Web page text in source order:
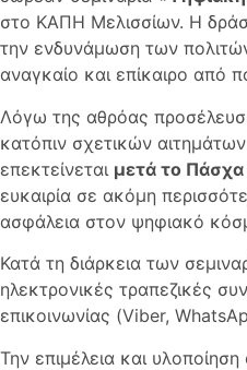
στο ΚΑΠΗ Μελισσίων. Η
την ενδυνάμωση των
αναγκαίο και επίκαιρο από
Λόγω της αθρόας
κατόπιν σχετικών
επεκτείνεται μετά το
ευκαιρία σε ακόμη
ασφάλεια στον ψηφιακό
Κατά τη διάρκεια των
ηλεκτρονικές τραπεζικές
επικοινωνίας (Viber,
Την επιμέλεια και